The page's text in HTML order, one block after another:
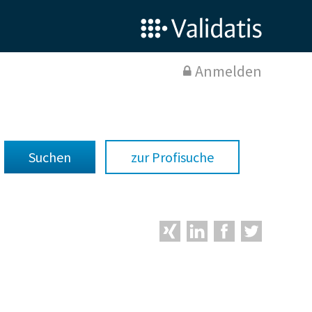
Anmelden
zur Profisuche